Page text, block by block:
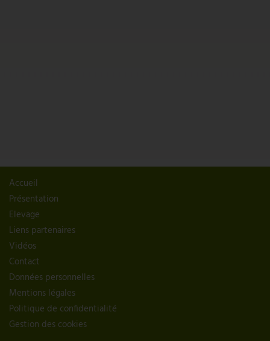
Accueil
Présentation
Elevage
Liens partenaires
Vidéos
Contact
Données personnelles
Mentions légales
Politique de confidentialité
Gestion des cookies